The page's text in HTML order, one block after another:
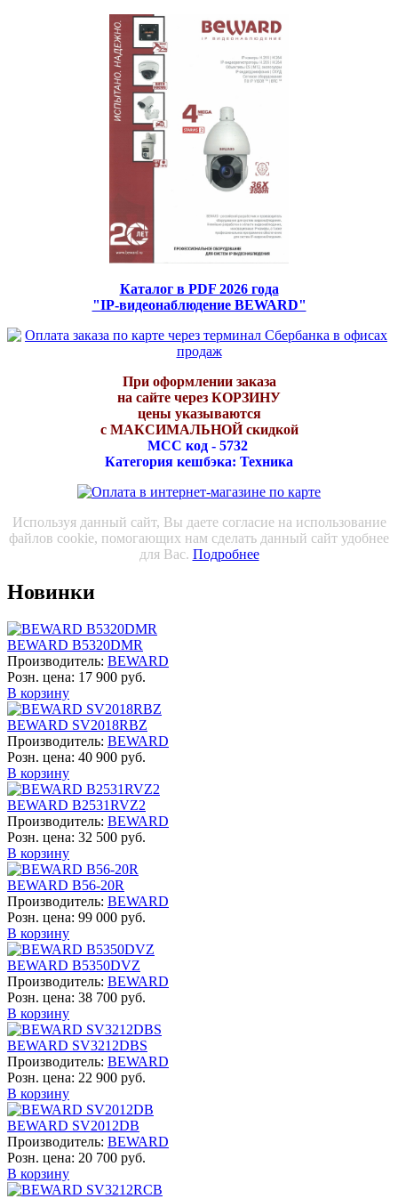
Каталог в PDF 2026 года
"IP-видеонаблюдение BEWARD"
При оформлении заказа
на сайте через КОРЗИНУ
цены указываются
с МАКСИМАЛЬНОЙ скидкой
МСС код - 5732
Категория кешбэка: Техника
Используя данный сайт, Вы даете согласие на использование
файлов cookie, помогающих нам сделать данный сайт удобнее
для Вас. Подробнее
Новинки
BEWARD B5320DMR
Производитель: BEWARD
Розн. цена: 17 900 руб.
В корзину
BEWARD SV2018RBZ
Производитель: BEWARD
Розн. цена: 40 900 руб.
В корзину
BEWARD B2531RVZ2
Производитель: BEWARD
Розн. цена: 32 500 руб.
В корзину
BEWARD B56-20R
Производитель: BEWARD
Розн. цена: 99 000 руб.
В корзину
BEWARD B5350DVZ
Производитель: BEWARD
Розн. цена: 38 700 руб.
В корзину
BEWARD SV3212DBS
Производитель: BEWARD
Розн. цена: 22 900 руб.
В корзину
BEWARD SV2012DB
Производитель: BEWARD
Розн. цена: 20 700 руб.
В корзину